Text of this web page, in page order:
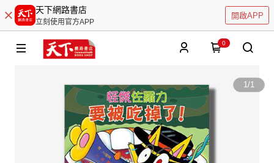
天下網路書店
立刻使用官方APP
開啟APP
0
1/1